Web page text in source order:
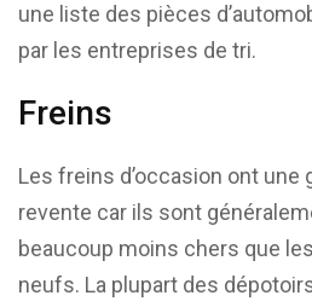
une liste des pièces
par les entreprises de tri.
Freins
Les freins d’occasion ont une
revente car ils sont
beaucoup moins chers que
neufs. La plupart des